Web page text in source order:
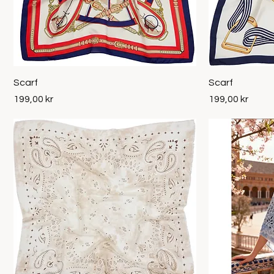
Scarf
Pris
199,00 kr
Scarf
Pris
199,00 kr